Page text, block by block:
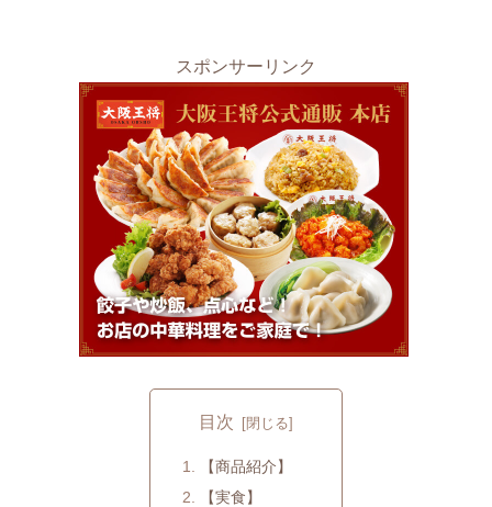
スポンサーリンク
目次
【商品紹介】
【実食】